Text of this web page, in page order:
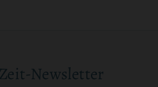
Newsletter